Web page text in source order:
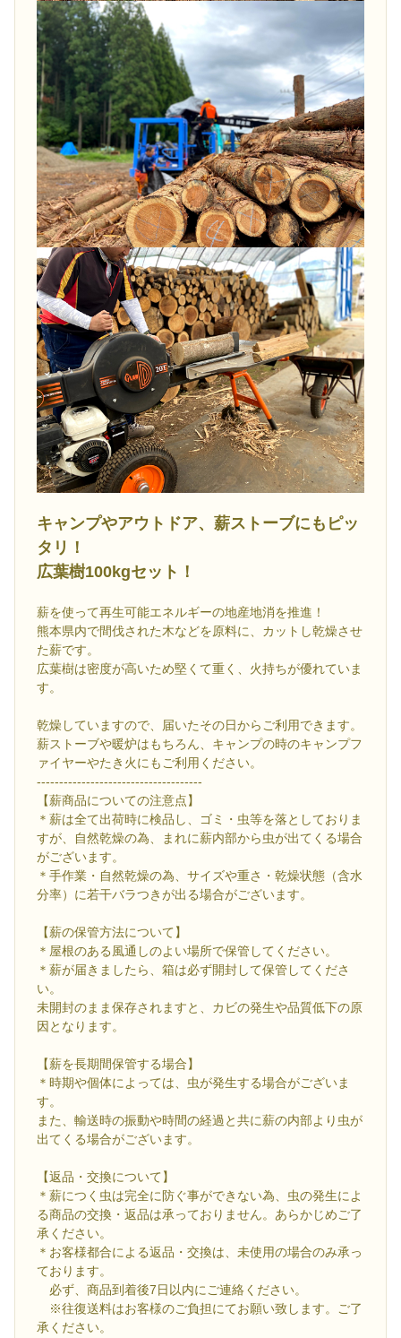
キャンプやアウトドア、薪ストーブにもピッ
タリ！
広葉樹100kgセット！
薪を使って再生可能エネルギーの地産地消を推進！
熊本県内で間伐された木などを原料に、カットし乾燥させ
た薪です。
広葉樹は密度が高いため堅くて重く、火持ちが優れていま
す。
乾燥していますので、届いたその日からご利用できます。
薪ストーブや暖炉はもちろん、キャンプの時のキャンプフ
ァイヤーやたき火にもご利用ください。
-------------------------------------
【薪商品についての注意点】
＊薪は全て出荷時に検品し、ゴミ・虫等を落としておりま
すが、自然乾燥の為、まれに薪内部から虫が出てくる場合
がございます。
＊手作業・自然乾燥の為、サイズや重さ・乾燥状態（含水
分率）に若干バラつきが出る場合がございます。
【薪の保管方法について】
＊屋根のある風通しのよい場所で保管してください。
＊薪が届きましたら、箱は必ず開封して保管してくださ
い。
未開封のまま保存されますと、カビの発生や品質低下の原
因となります。
【薪を長期間保管する場合】
＊時期や個体によっては、虫が発生する場合がございま
す。
また、輸送時の振動や時間の経過と共に薪の内部より虫が
出てくる場合がございます。
【返品・交換について】
＊薪につく虫は完全に防ぐ事ができない為、虫の発生によ
る商品の交換・返品は承っておりません。あらかじめご了
承ください。
＊お客様都合による返品・交換は、未使用の場合のみ承っ
ております。
必ず、商品到着後7日以内にご連絡ください。
※往復送料はお客様のご負担にてお願い致します。ご了
承ください。